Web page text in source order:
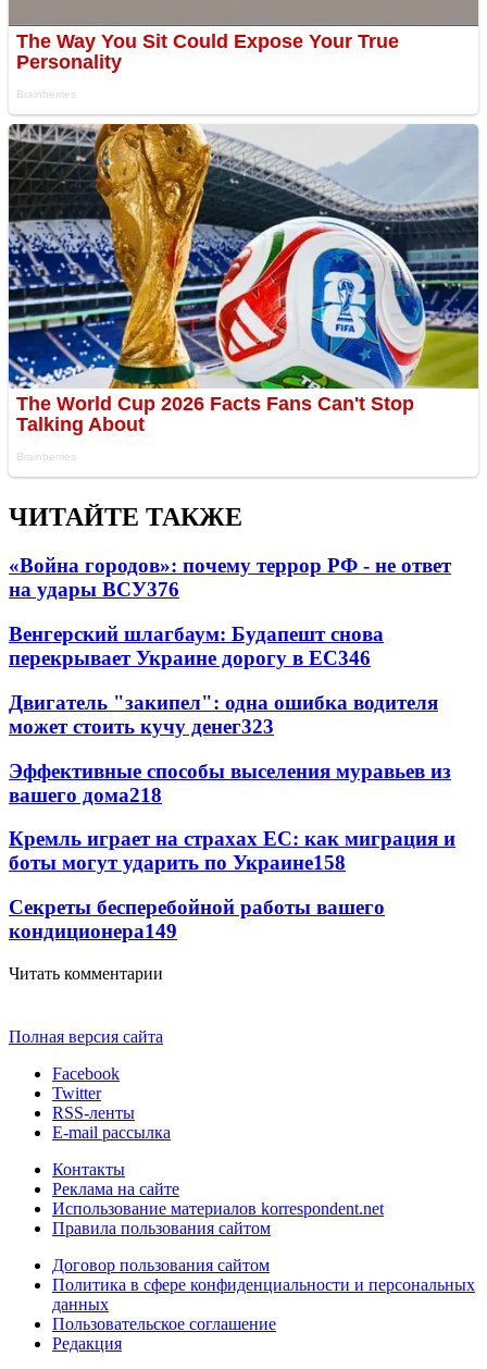
ЧИТАЙТЕ ТАКЖЕ
«Война городов»: почему террор РФ - не ответ
на удары ВСУ376
Венгерский шлагбаум: Будапешт снова
перекрывает Украине дорогу в ЕС346
Двигатель "закипел": одна ошибка водителя
может стоить кучу денег323
Эффективные способы выселения муравьев из
вашего дома218
Кремль играет на страхах ЕС: как миграция и
боты могут ударить по Украине158
Секреты бесперебойной работы вашего
кондиционера149
Читать комментарии
Полная версия сайта
Facebook
Twitter
RSS-ленты
E-mail рассылка
Контакты
Реклама на сайте
Использование материалов korrespondent.net
Правила пользования сайтом
Договор пользования сайтом
Политика в сфере конфиденциальности и персональных
данных
Пользовательское соглашение
Редакция